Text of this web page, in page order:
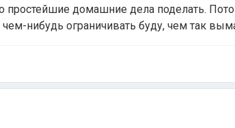
простейшие домашние дела поделать.
нибудь ограничивать буду, чем так